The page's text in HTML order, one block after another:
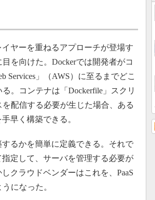
ヤーを重ねるアプローチが登場す
を向けた。Dockerでは開発者がコ
Services」（AWS）に至るまでどこ
。コンテナは「Dockerfile」スクリ
配信する必要が生じた場合、ある
早く構築できる。
るかを簡単に定義できる。それで
定して、サーバを管理する必要が
クラウドベンダーはこれを、PaaS
になった。